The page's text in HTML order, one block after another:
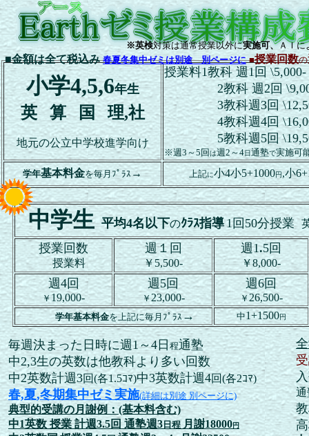
中学生 平均4名以下のｸﾗｽ指導1回50分授業
授業回数
授業料
週１回
￥5,500-
週1.5回
￥8,000-
週4回
￥19,000-
週5回
￥23,000-
週6回
￥ 26,500-
学年基本料金を上記に毎月ﾌﾟﾗｽ→ 中1+1500円
毎週決まった日時に週1～4日程通塾
中2,3生の英数は他教科より多い回数
中2英数計週3回(各1.5ｺﾏ)中3英数計週4回(各2ｺﾏ)
春,夏,冬期集中ゼミ実施(詳細は別途 別ページに)
典型的受講の月謝例：(基本料含む)
中1英数 授業 計週3.5回 通塾週3日程 月謝18000円
通
小学4,5,6年生
英 算 国 理,社
地元の公立中学校進学向け
授業料1教科 週1回 \5,000-
2教科 週2回
3教科週3回
4教科週4回
5教科週5回
※週3～5回は週2～4日通塾で実施可
学年基本料金を毎月ﾌﾟﾗｽ → 上記に小4小5+1000円,小
※英検対策は通常授業以外に実施可、ＡＩに
■金額は全て税込み春夏冬集中ゼミは別途 別ページに ■授業回数の